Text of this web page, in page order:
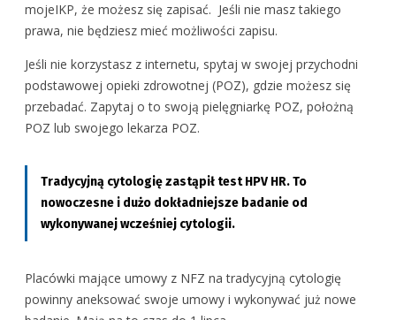
mojeIKP, że możesz się zapisać. Jeśli nie masz takiego
prawa, nie będziesz mieć możliwości zapisu.
Jeśli nie korzystasz z internetu, spytaj w swojej przychodni
podstawowej opieki zdrowotnej (POZ), gdzie możesz się
przebadać. Zapytaj o to swoją pielęgniarkę POZ, położną
POZ lub swojego lekarza POZ.
Tradycyjną cytologię zastąpił test HPV HR. To
nowoczesne i dużo dokładniejsze badanie od
wykonywanej wcześniej cytologii.
Placówki mające umowy z NFZ na tradycyjną cytologię
powinny aneksować swoje umowy i wykonywać już nowe
Na badania zapisujesz się następująco:
zaloguj się na IKP
Na badania zapisujesz się następująco:
uruchom aplikację i zaloguj się.
Jak się zalogować do mojeIKP
wejdź na głównej stronie w sekcję „Usługi zdrowia”, a
wybierz „Umów wizytę lub badania”, a następnie
rodzaj badania
Możesz wygodnie odwołać wizytę online lub zmienić
jej termin.
przypomnienie o
wizycie przez
SMS
W tekście przypomnienia
dostałam dwuznakowy kod np.
A1. Żeby odwołać wizytę